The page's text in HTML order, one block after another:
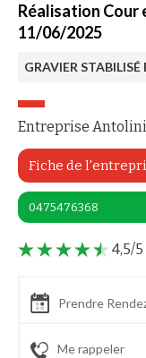
Réalisation Cour
11/06/2025
GRAVIER
Entreprise Antolini
Fiche de
0475476368
4,5/5
Prendre
Me rappeler